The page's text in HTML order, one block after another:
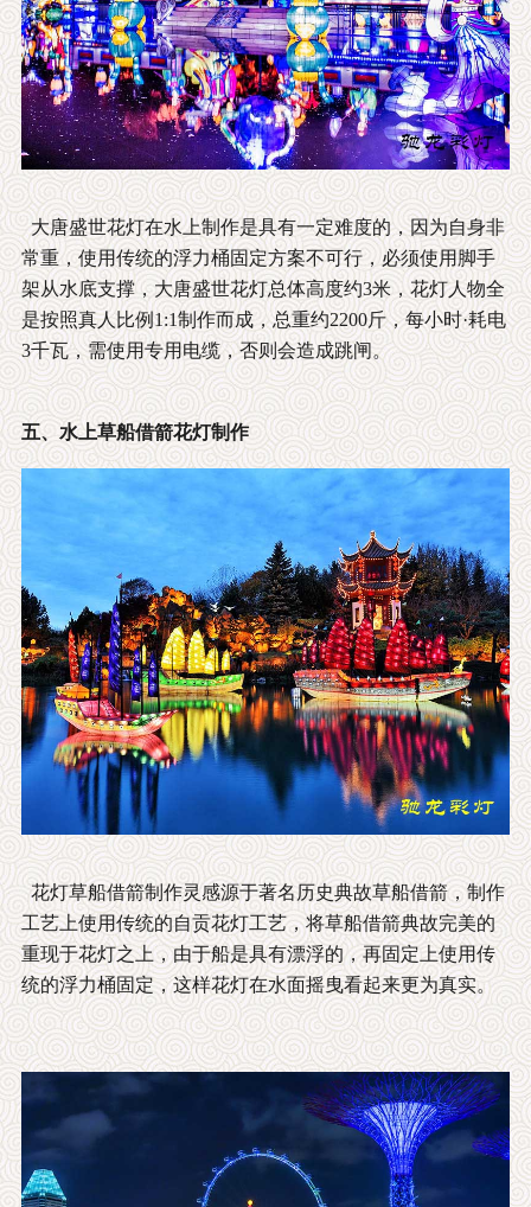
大唐盛世花灯在水上制作是具有一定难度的，因为自身非
常重，使用传统的浮力桶固定方案不可行，必须使用脚手
架从水底支撑，大唐盛世花灯总体高度约3米，花灯人物全
是按照真人比例1:1制作而成，总重约2200斤，每小时·耗电
3千瓦，需使用专用电缆，否则会造成跳闸。
五、水上草船借箭花灯制作
花灯草船借箭制作灵感源于著名历史典故草船借箭，制作
工艺上使用传统的自贡花灯工艺，将草船借箭典故完美的
重现于花灯之上，由于船是具有漂浮的，再固定上使用传
统的浮力桶固定，这样花灯在水面摇曳看起来更为真实。